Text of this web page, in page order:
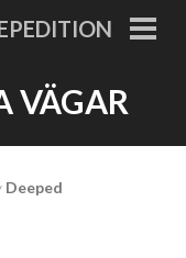
VÄGAR
Deeped